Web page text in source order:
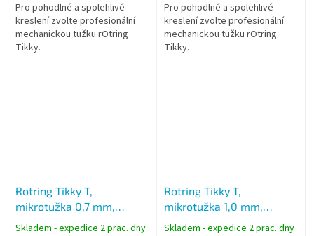
Pro pohodlné a spolehlivé
kreslení zvolte profesionální
mechanickou tužku rOtring
Tikky.
Pro pohodlné a spolehlivé
kreslení zvolte profesionální
mechanickou tužku rOtring
Tikky.
Rotring Tikky T,
mikrotužka 0,7 mm,
kovový hrot, černá
Skladem - expedice 2 prac. dny
Rotring Tikky T,
mikrotužka 1,0 mm,
kovový hrot, černá
Skladem - expedice 2 prac. dny